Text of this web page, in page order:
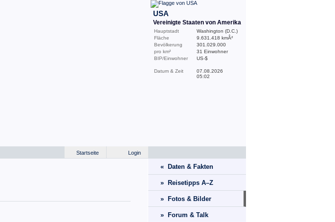
USA
Vereinigte Staaten von Amerika
Hauptstadt
Washington (D.C.)
Fläche
9.631.418 kmÂ²
Bevölkerung
301.029.000
pro km²
31 Einwohner
BIP/Einwohner
US-$
Datum & Zeit
07.08.2026
05:02
Login
Startseite
« Daten & Fakten
» Reisetipps A–Z
» Fotos & Bilder
» Forum & Talk